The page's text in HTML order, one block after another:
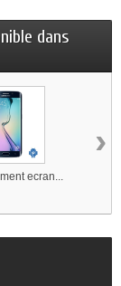
dans
ecran...
›